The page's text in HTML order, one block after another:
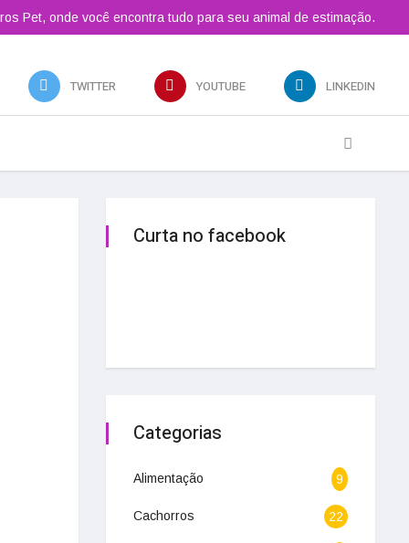
Pet, onde você encontra tudo para seu animal de estimação.
TWITTER YOUTUBE LINKEDIN
Curta no facebook
Categorias
Alimentação 9
Cachorros 22